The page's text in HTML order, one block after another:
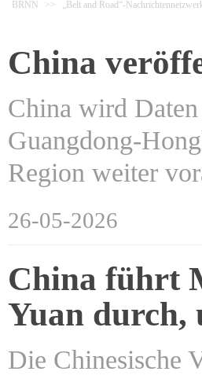
BRNN >> „Belt and Road“-
China
China wird
Guangdong-
Region weiter
26-05-2026
China führt
Yuan durch,
Die Chinesische